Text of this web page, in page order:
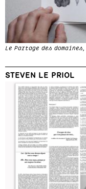
Le Partage des domaines
STEVEN LE PRIOL